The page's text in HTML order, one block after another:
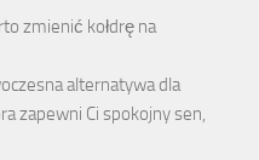
zmienić kołdrę na
alternatywa dla
zapewni Ci spokojny sen,